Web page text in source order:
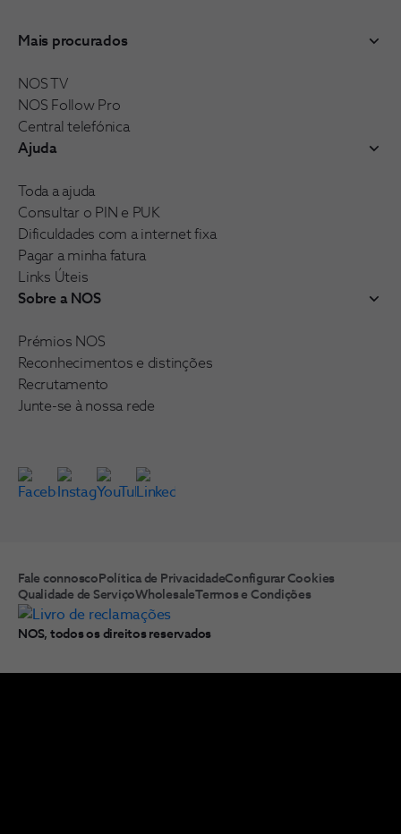
Mais procurados
NOS TV
NOS Follow Pro
Central telefónica
Ajuda
Toda a ajuda
Consultar o PIN e PUK
Dificuldades com a internet fixa
Pagar a minha fatura
Links Úteis
Sobre a NOS
Prémios NOS
Reconhecimentos e distinções
Recrutamento
Junte-se à nossa rede
Fale connosco Política de PrivacidadeConfigurar Cookies
Qualidade de ServiçoWholesaleTermos e Condições
NOS, todos os direitos reservados